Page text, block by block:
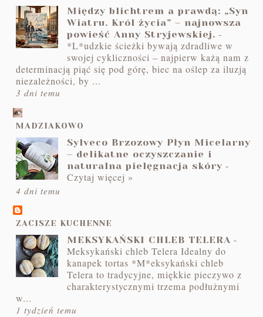
Między blichtrem a prawdą: „Syn
Wiatru. Król życia” – najnowsza
powieść Anny Stryjewskiej. -
*L*udzkie ścieżki bywają zdradliwe w
swojej cykliczności – najpierw każą nam z
determinacją piąć się pod górę, biec na oślep za iluzją
niezależności, by ...
3 dni temu
MADZIAKOWO
Sylveco Brzozowy Płyn Micelarny
– delikatne oczyszczanie i
naturalna pielęgnacja skóry -
Czytaj więcej »
4 dni temu
ZACISZE KUCHENNE
MEKSYKAŃSKI CHLEB TELERA -
Meksykański chleb Telera Idealny do
kanapek tortas *M*eksykański chleb
Telera to tradycyjne, miękkie pieczywo z
charakterystycznymi trzema podłużnymi
w...
1 tydzień temu